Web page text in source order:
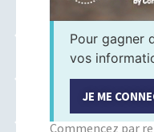
Pour gagner
vos
JE ME
Commencez par